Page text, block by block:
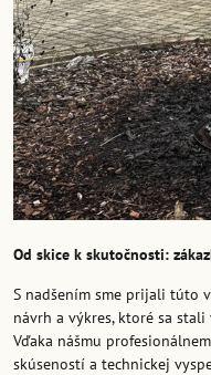
Od skice k skutočnosti:
S nadšením sme prijali túto
návrh a výkres, ktoré sa
Vďaka nášmu
skúseností a technickej